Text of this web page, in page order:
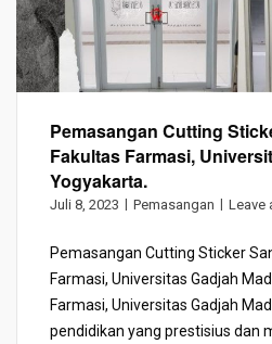
Pemasangan Cutting
Fakultas Farmasi,
Yogyakarta.
Juli 8, 2023 Pemasangan Leave
Pemasangan Cutting Sticker
Farmasi, Universitas Gadjah
Farmasi, Universitas Gadjah
pendidikan yang prestisius dan